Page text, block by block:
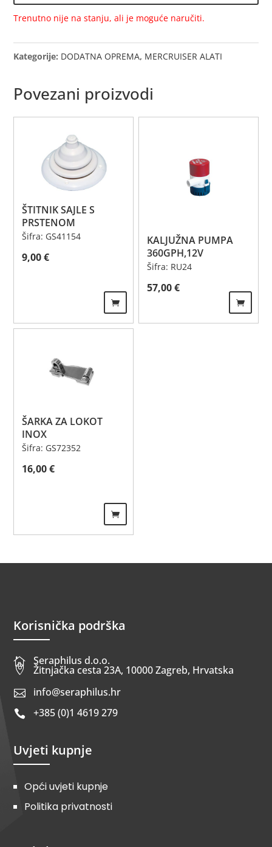
Trenutno nije na stanju, ali je moguće naručiti.
Kategorije: DODATNA OPREMA, MERCRUISER ALATI
Povezani proizvodi
ŠTITNIK SAJLE S
PRSTENOM
Šifra: GS41154
9,00€
KALJUŽNA PUMPA
360GPH,12V
Šifra: RU24
57,00€
ŠARKA ZA LOKOT
INOX
Šifra: GS72352
16,00€
Korisnička podrška
 Seraphilus d.o.o.
 Žitnjačka cesta 23A, 10000 Zagreb, Hrvatska
 info@seraphilus.hr
 +385 (0)1 4619 279
Uvjeti kupnje
Opći uvjeti kupnje
Politika privatnosti